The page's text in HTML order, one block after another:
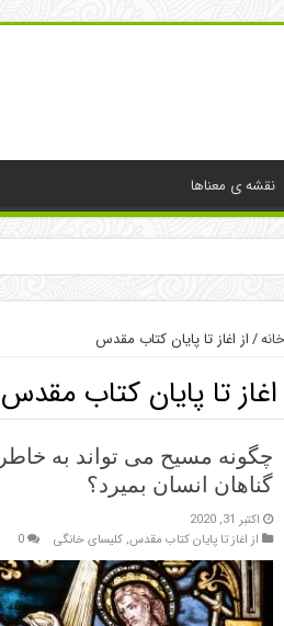
نقشه ی معناها
خانه/از اغاز تا پایان کتاب مقدس
اغاز تا پایان کتاب مقدس
چگونه مسیح می تواند به خاطر
گناهان انسان بمیرد؟
اکتبر 31, 2020
از اغاز تا پایان کتاب مقدس,کلیسای خانگی 0